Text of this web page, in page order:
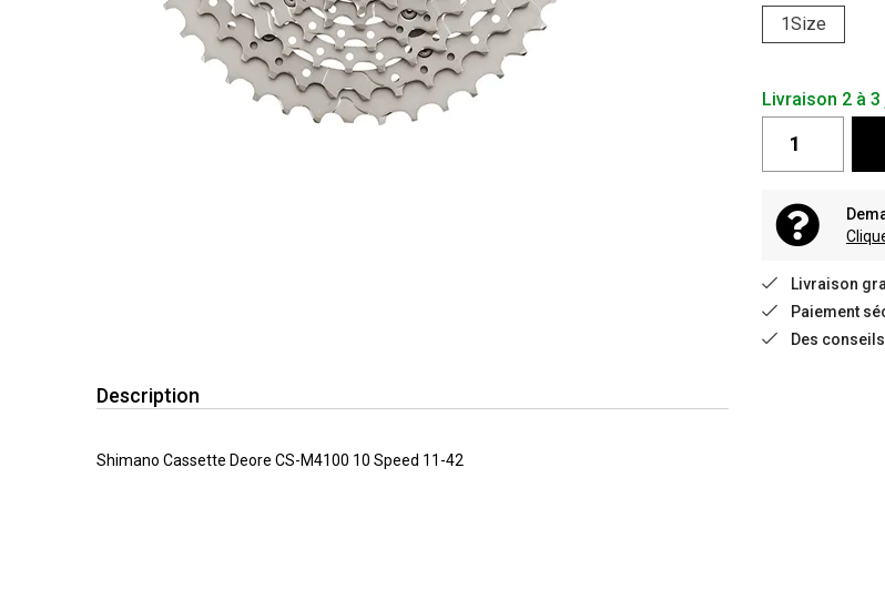
1Size
Livraison 2 à
Livraison
Paiement
Des
Description
Shimano Cassette Deore CS-M4100 10 Speed 11-42